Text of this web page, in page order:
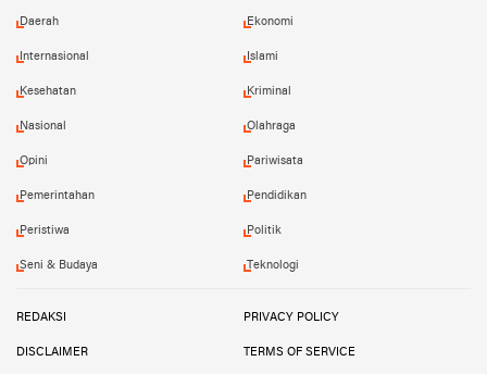
Daerah Ekonomi
Internasional Islami
Kesehatan Kriminal
Nasional Olahraga
Opini Pariwisata
Pemerintahan Pendidikan
Peristiwa Politik
Seni & Budaya Teknologi
REDAKSI PRIVACY POLICY
DISCLAIMER TERMS OF SERVICE